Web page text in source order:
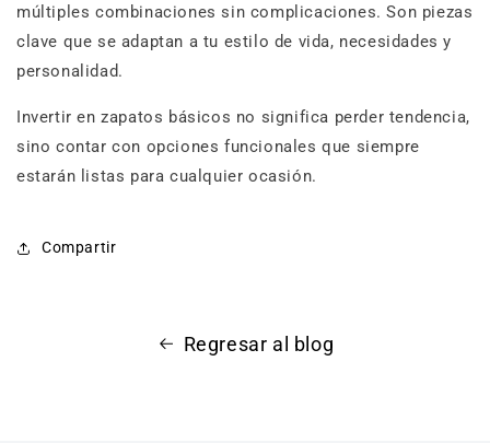
múltiples combinaciones sin complicaciones. Son piezas
clave que se adaptan a tu estilo de vida, necesidades y
personalidad.
Invertir en zapatos básicos no significa perder tendencia,
sino contar con opciones funcionales que siempre
estarán listas para cualquier ocasión.
Compartir
Regresar al blog